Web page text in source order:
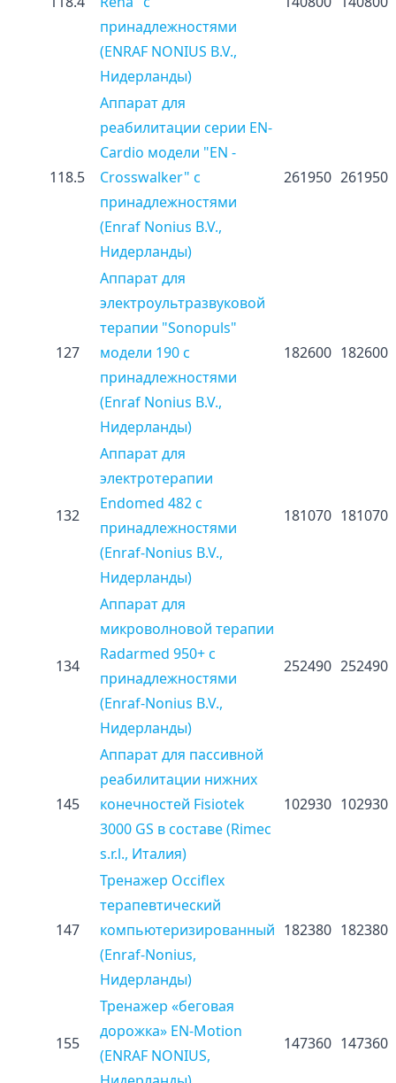
принадлежностями
(ENRAF NONIUS B.V.,
Нидерланды)
118.5
Аппарат для
реабилитации серии EN-
Cardio модели "EN -
Crosswalker" с
принадлежностями
(Enraf Nonius B.V.,
Нидерланды)
261950 261950
127
Аппарат для
электроультразвуковой
терапии "Sonopuls"
модели 190 с
принадлежностями
(Enraf Nonius B.V.,
Нидерланды)
182600 182600
132
Аппарат для
электротерапии
Endomed 482 с
принадлежностями
(Enraf-Nonius B.V.,
Нидерланды)
181070 181070
134
Аппарат для
микроволновой терапии
Radarmed 950+ с
принадлежностями
(Enraf-Nonius B.V.,
Нидерланды)
252490 252490
145
Аппарат для пассивной
реабилитации нижних
конечностей Fisiotek
3000 GS в составе (Rimec
s.r.l., Италия)
102930 102930
147
Тренажер Occiflex
терапевтический
компьютеризированный
(Enraf-Nonius,
Нидерланды)
182380 182380
155
Тренажер «беговая
дорожка» EN-Motion
(ENRAF NONIUS,
147360 147360